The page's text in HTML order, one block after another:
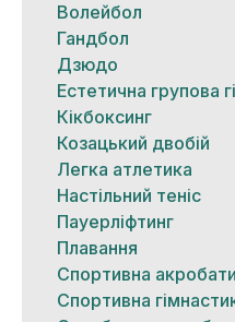
Волейбол
Гандбол
Дзюдо
Естетична групова
Кікбоксинг
Козацький двобій
Легка атлетика
Настільний теніс
Пауерліфтинг
Плавання
Спортивна
Спортивна